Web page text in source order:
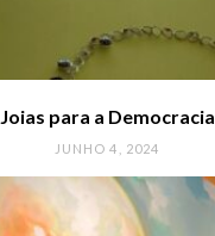
Joias para a Democracia
JUNHO 4, 2024